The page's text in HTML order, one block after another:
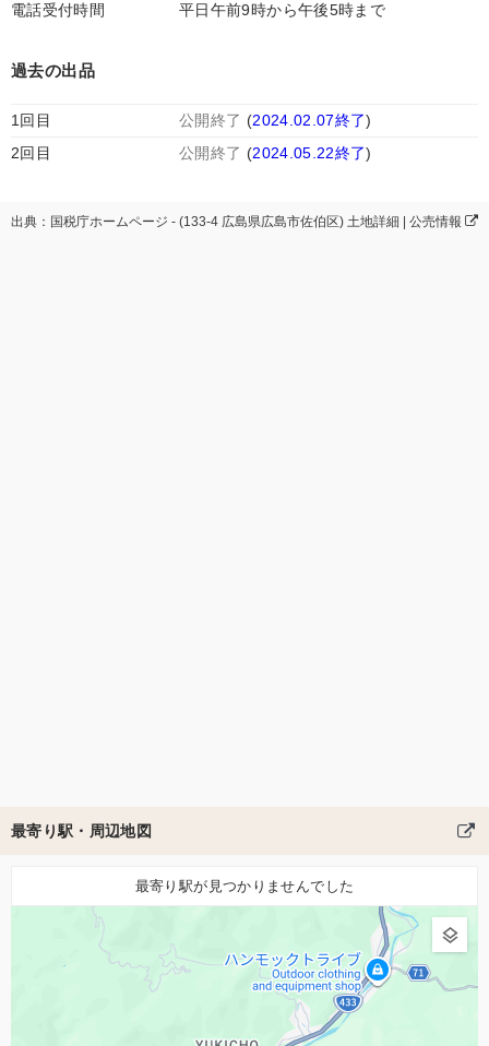
電話受付時間
平日午前9時から午後5時まで
過去の出品
1回目 公開終了 (2024.02.07終了)
2回目
公開終了 (2024.05.22終了)
出典：国税庁ホームページ - (133-4 広島県広島市佐伯区) 土地詳細 | 公売情報
最寄り駅・周辺地図
最寄り駅が見つかりませんでした